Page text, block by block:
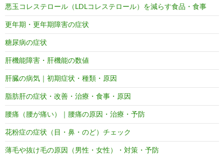
悪玉コレステロール（LDLコレステロール）を減らす食品・食事
更年期・更年期障害の症状
糖尿病の症状
肝機能障害・肝機能の数値
肝臓の病気｜初期症状・種類・原因
脂肪肝の症状・改善・治療・食事・原因
腰痛（腰が痛い）｜腰痛の原因・治療・予防
花粉症の症状（目・鼻・のど）チェック
薄毛や抜け毛の原因（男性・女性）・対策・予防